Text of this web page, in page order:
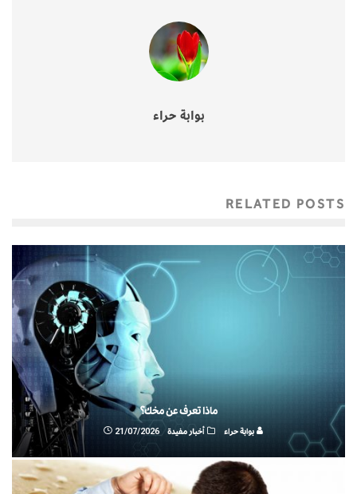
بوابة حراء
RELATED POSTS
ماذا تعرف عن مخك؟
بوابة حراء أخبار مفيدة 21/07/2026